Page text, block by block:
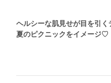
ヘルシーな肌見せが目を引く
夏のピクニックをイメージ♡